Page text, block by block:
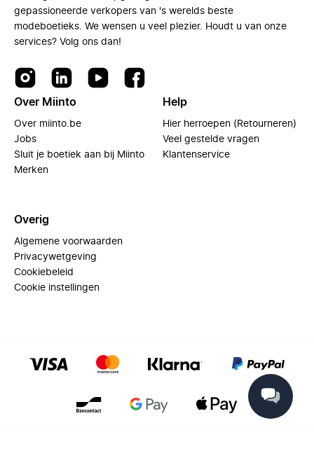
gepassioneerde verkopers van 's werelds beste
modeboetieks. We wensen u veel plezier. Houdt u van onze
services? Volg ons dan!
Over Miinto
Over miinto.be
Jobs
Sluit je boetiek aan bij Miinto
Merken
Help
Hier herroepen (Retourneren)
Veel gestelde vragen
Klantenservice
Overig
Algemene voorwaarden
Privacywetgeving
Cookiebeleid
Cookie instellingen